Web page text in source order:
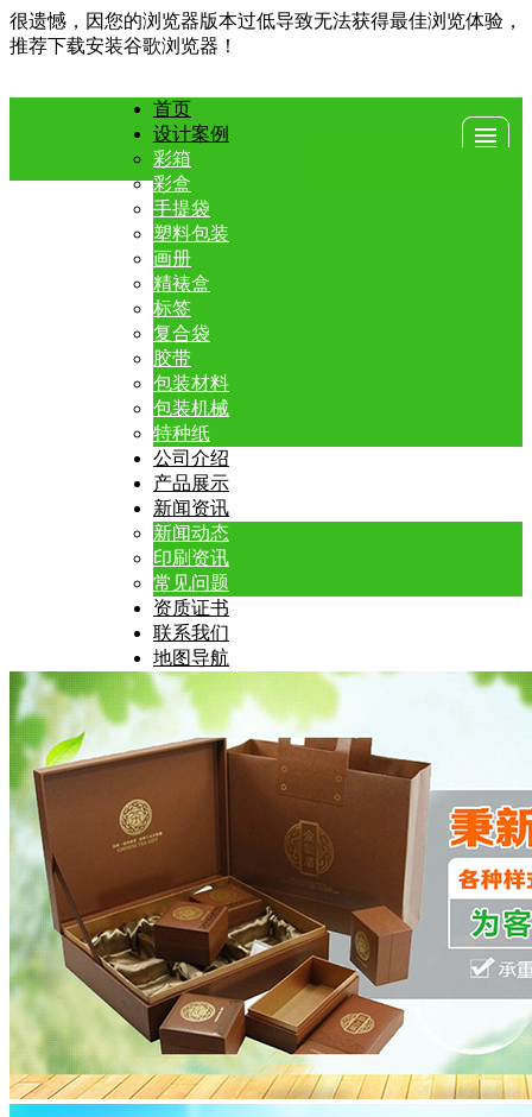
很遗憾，因您的浏览器版本过低导致无法获得最佳浏览体验，
推荐下载安装谷歌浏览器！
首页 设计案例 产品展示
新闻资讯
首页
设计案例
彩箱
彩盒
手提袋
塑料包装
画册
精裱盒
标签
复合袋
胶带
包装材料
包装机械
特种纸
公司介绍
产品展示
新闻资讯
新闻动态
印刷资讯
常见问题
资质证书
联系我们
地图导航